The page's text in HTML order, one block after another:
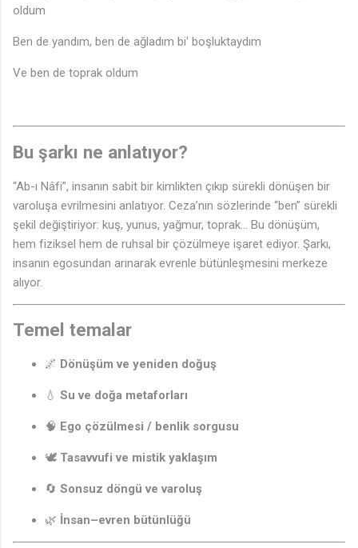
oldum
Ben de yandım, ben de ağladım bi' boşluktaydım
Ve ben de toprak oldum
Bu şarkı ne anlatıyor?
“Ab-ı Nâfi”, insanın sabit bir kimlikten çıkıp sürekli dönüşen bir
varoluşa evrilmesini anlatıyor. Ceza’nın sözlerinde “ben” sürekli
şekil değiştiriyor: kuş, yunus, yağmur, toprak… Bu dönüşüm,
hem fiziksel hem de ruhsal bir çözülmeye işaret ediyor. Şarkı,
insanın egosundan arınarak evrenle bütünleşmesini merkeze
alıyor.
Temel temalar
🌌 Dönüşüm ve yeniden doğuş
💧 Su ve doğa metaforları
🧠 Ego çözülmesi / benlik sorgusu
🕊️ Tasavvufi ve mistik yaklaşım
🔄 Sonsuz döngü ve varoluş
🌿 İnsan–evren bütünlüğü